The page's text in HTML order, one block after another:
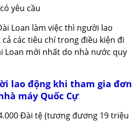
yêu cầu
Loan làm việc thì người lao
các tiêu chí trong điều kiện đi
Loan mới nhất do nhà nước quy
lao động khi tham gia đơn
máy Quốc Cự
Đài tệ (tương đương 19 triệu